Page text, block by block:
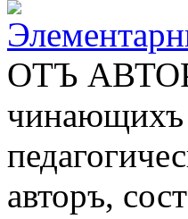
ОТЪ
чинающихъ
авторъ,